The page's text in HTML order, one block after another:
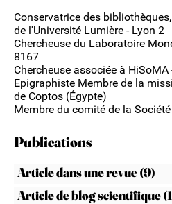
Conservatrice des
de l'Université Lumière - Lyon 2
Chercheuse du Laboratoire
8167
Chercheuse associée à HiSoMA
Epigraphiste Membre de la
de Coptos (Égypte)
Membre du comité de la
Publications
Article dans une revue (9)
Article de blog scientifique